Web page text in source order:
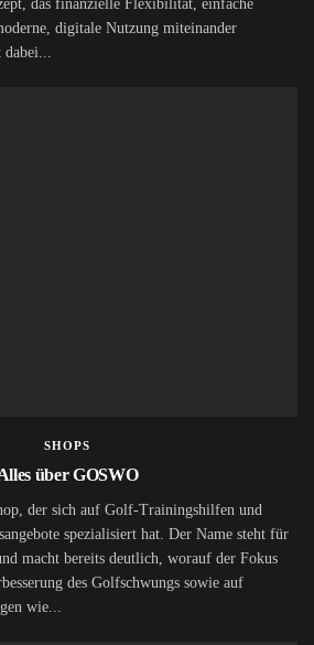
das finanzielle Flexibilität, einfache
digitale Nutzung miteinander
SHOPS
über GOSWO
der sich auf Golf-Trainingshilfen und
spezialisiert hat. Der Name steht für
macht bereits deutlich, worauf der Fokus
des Golfschwungs sowie auf
wie...